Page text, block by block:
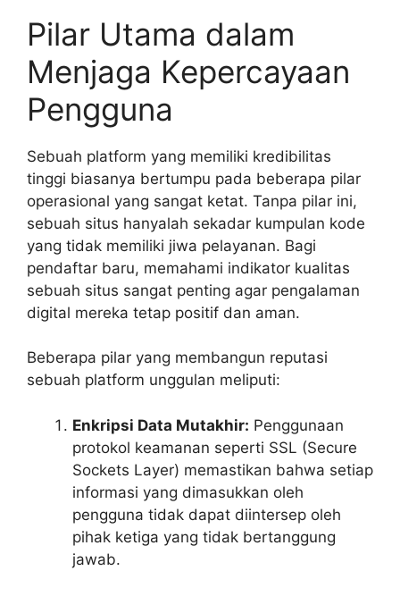
Pilar Utama dalam
Menjaga Kepercayaan
Pengguna
Sebuah platform yang memiliki kredibilitas
tinggi biasanya bertumpu pada beberapa pilar
operasional yang sangat ketat. Tanpa pilar ini,
sebuah situs hanyalah sekadar kumpulan kode
yang tidak memiliki jiwa pelayanan. Bagi
pendaftar baru, memahami indikator kualitas
sebuah situs sangat penting agar pengalaman
digital mereka tetap positif dan aman.
Beberapa pilar yang membangun reputasi
sebuah platform unggulan meliputi:
Enkripsi Data Mutakhir: Penggunaan
protokol keamanan seperti SSL (Secure
Sockets Layer) memastikan bahwa setiap
informasi yang dimasukkan oleh
pengguna tidak dapat diintersep oleh
pihak ketiga yang tidak bertanggung
jawab.